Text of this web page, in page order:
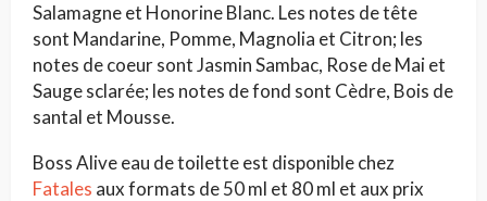
Salamagne et Honorine Blanc. Les notes de tête
sont Mandarine, Pomme, Magnolia et Citron; les
notes de coeur sont Jasmin Sambac, Rose de Mai et
Sauge sclarée; les notes de fond sont Cèdre, Bois de
santal et Mousse.
Boss Alive eau de toilette est disponible chez
Fatales aux formats de 50 ml et 80 ml et aux prix